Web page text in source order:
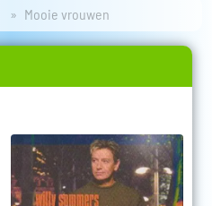
Mooie vrouwen